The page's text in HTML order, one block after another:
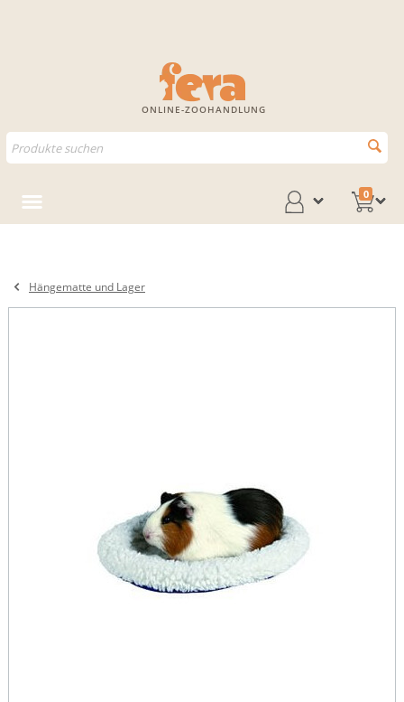
ONLINE-ZOOHANDLUNG
0
Hängematte und Lager